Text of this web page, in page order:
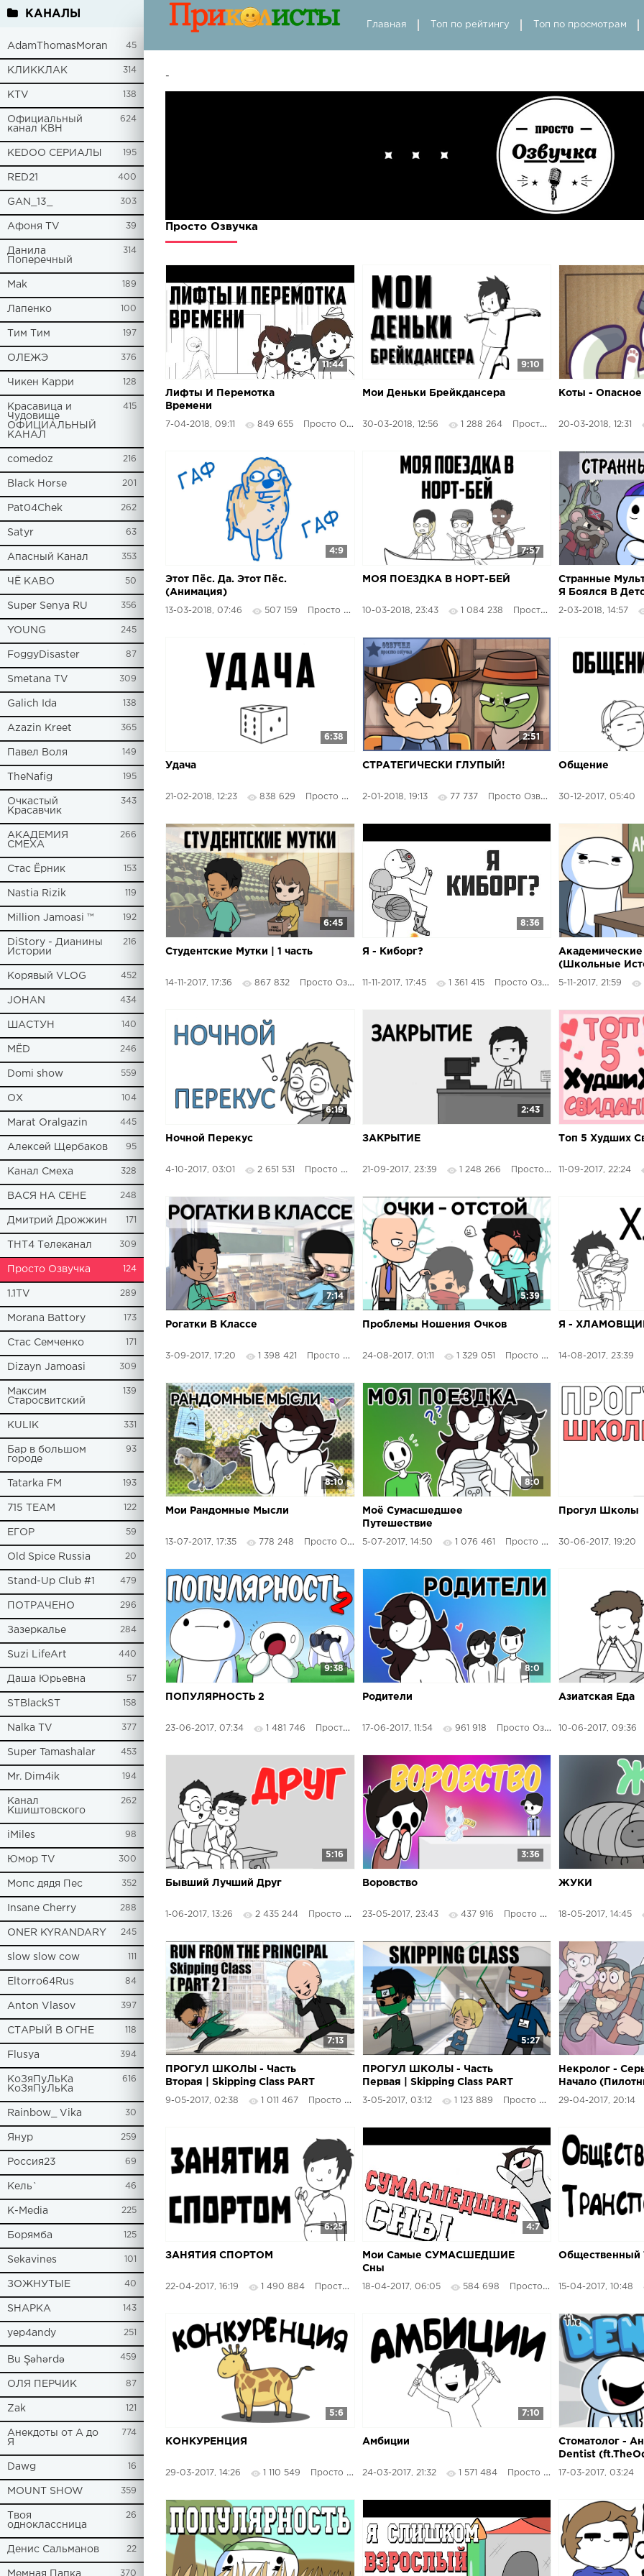
КАНАЛЫ
AdamThomasMoran 45
КЛИККЛАК 314
KTV 138
Официальный
канал КВН
624
KEDOO СЕРИАЛЫ 195
RED21 400
GAN_13_ 303
Афоня TV 39
Данила
Поперечный
314
Mak 189
Лапенко 100
Tим Тим 197
ОЛЕЖЭ 376
Чикен Карри 128
Красавица и
Чудовище
ОФИЦИАЛЬНЫЙ
КАНАЛ
415
comedoz 216
Black Horse 201
Pat04Chek 262
Satyr 63
Апасный Канал 353
ЧЁ КАВО 50
Super Senya RU 356
YOUNG 245
FoggyDisaster 87
Smetana TV 309
Galich Ida 138
Azazin Kreet 365
Павел Воля 149
TheNafig 195
Очкастый
Красавчик
343
АКАДЕМИЯ
СМЕХА
266
Стас Ёрник 153
Nastia Rizik 119
Million Jamoasi ™ 192
DiStory - Дианины
Истории
216
Корявый VLOG 452
JOHAN 434
ШАСТУН 140
МЁD 246
Domi show 559
ОХ 104
Marat Oralgazin 445
Алексей Щербаков 95
Канал Смеха 328
ВАСЯ НА СЕНЕ 248
Дмитрий Дрожжин 171
ТНТ4 Телеканал 309
Просто Озвучка 124
1.1TV 289
Morana Battory 173
Стас Семченко 171
Dizayn Jamoasi 309
Максим
Старосвитский
139
KULIK 331
Бар в большом
городе
93
Tatarka FM 193
715 TEAM 122
ЕГОР 59
Old Spice Russia 20
Stand-Up Club #1 479
ПОТРАЧЕНО 296
Зазеркалье 284
Suzi LifeArt 440
Даша Юрьевна 57
STBlackST 158
Nalka TV 377
Super Tamashalar 453
Mr. Dim4ik 194
Канал
Кшиштовского
262
iMiles 98
Юмор TV 300
Мопс дядя Пес 352
Insane Cherry 288
ONER KYRANDARY 245
slow slow cow 111
Eltorro64Rus 84
Anton Vlasov 397
СТАРЫЙ В ОГНЕ 118
Flusya 394
КоЗяПуЛьКа
КоЗяПуЛьКа
616
Rainbow_ Vika 30
Янур 259
Россия23 69
Кель` 46
К-Media 225
Борямба 125
Sekavines 101
ЗОЖНУТЫЕ 40
SHAPKA 143
yep4andy 251
Bu Şəhərdə 459
ОЛЯ ПЕРЧИК 87
Zak 121
Анекдоты от А до
Я
774
Dawg 16
MOUNT SHOW 359
Твоя
одноклассница
26
Денис Сальманов 22
Мемная Папка 370
Главная Топ по рейтингу Топ по просмотрам
-
Просто Озвучка
11:44
Лифты И Перемотка
Времени
7-04-2018, 09:11 849 655 Просто Озвучка
9:10
Мои Деньки Брейкдансера
30-03-2018, 12:56 1 288 264 Просто Озвучка
Коты -
20-03-2018, 12:31
4:9
Этот Пёс. Да. Этот Пёс.
(Анимация)
13-03-2018, 07:46 507 159 Просто Озвучка
7:57
МОЯ ПОЕЗДКА В НОРТ-БЕЙ
10-03-2018, 23:43 1 084 238 Просто Озвучка
Странные
Я Боялся В
2-03-2018, 14:57
6:38
Удача
21-02-2018, 12:23 838 629 Просто Озвучка
2:51
СТРАТЕГИЧЕСКИ ГЛУПЫЙ!
2-01-2018, 19:13 77 737 Просто Озвучка
Общение
30-12-2017, 05:40
6:45
Студентские Мутки | 1 часть
14-11-2017, 17:36 867 832 Просто Озвучка
8:36
Я - Киборг?
11-11-2017, 17:45 1 361 415 Просто Озвучка
(Школьные
5-11-2017, 21:59
6:19
Ночной Перекус
4-10-2017, 03:01 2 651 531 Просто Озвучка
2:43
ЗАКРЫТИЕ
21-09-2017, 23:39 1 248 266 Просто Озвучка
Топ 5 Худших
11-09-2017, 22:24
7:14
Рогатки В Классе
3-09-2017, 17:20 1 398 421 Просто Озвучка
5:39
Проблемы Ношения Очков
24-08-2017, 01:11 1 329 051 Просто Озвучка
Я -
14-08-2017, 23:39
8:10
Мои Рандомные Мысли
13-07-2017, 17:35 778 248 Просто Озвучка
8:0
Моё Сумасшедшее
Путешествие
5-07-2017, 14:50 1 076 461 Просто Озвучка
Прогул Школы
30-06-2017, 19:20
9:38
ПОПУЛЯРНОСТЬ 2
23-06-2017, 07:34 1 481 746 Просто Озвучка
8:0
Родители
17-06-2017, 11:54 961 918 Просто Озвучка
Азиатская Еда
10-06-2017, 09:36
5:16
Бывший Лучший Друг
1-06-2017, 13:26 2 435 244 Просто Озвучка
3:36
Воровство
23-05-2017, 23:43 437 916 Просто Озвучка
ЖУКИ
18-05-2017, 14:45
7:13
ПРОГУЛ ШКОЛЫ - Часть
Вторая | Skipping Class PART
TWO. [ Erold Story ]
9-05-2017, 02:38 1 011 467 Просто Озвучка
5:27
ПРОГУЛ ШКОЛЫ - Часть
Первая | Skipping Class PART
ONE [ Erold Story ]
3-05-2017, 03:12 1 123 889 Просто Озвучка
Некролог -
Начало
29-04-2017, 20:14
6:25
ЗАНЯТИЯ СПОРТОМ
22-04-2017, 16:19 1 490 884 Просто Озвучка
4:7
Мои Самые СУМАСШЕДШИЕ
Сны
18-04-2017, 06:05 584 698 Просто Озвучка
Общественный
15-04-2017, 10:48
5:6
КОНКУРЕНЦИЯ
29-03-2017, 14:26 1 110 549 Просто Озвучка
7:10
Амбиции
24-03-2017, 21:32 1 571 484 Просто Озвучка
Стоматолог -
Dentist
17-03-2017, 03:24